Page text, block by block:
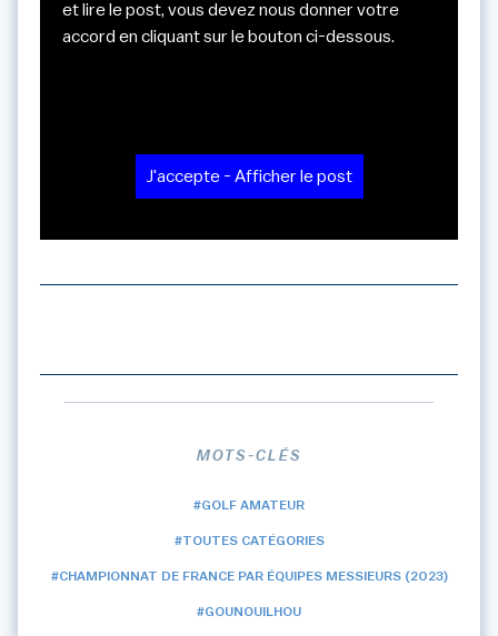
et lire le post, vous devez nous donner votre
accord en cliquant sur le bouton ci-dessous.
J'accepte - Afficher le post
MOTS-CLÉS
#GOLF AMATEUR
#TOUTES CATÉGORIES
#CHAMPIONNAT DE FRANCE PAR ÉQUIPES MESSIEURS (2023)
#GOUNOUILHOU